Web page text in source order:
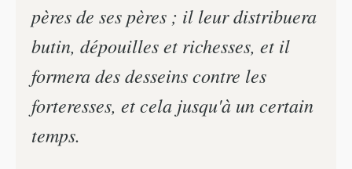
pères de ses pères ; il leur distribuera
butin, dépouilles et richesses, et il
formera des desseins contre les
forteresses, et cela jusqu'à un certain
temps.